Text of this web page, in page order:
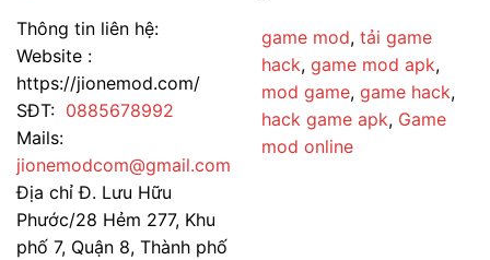
Thông tin liên hệ:
Website :
https://jionemod.com/
SĐT: 0885678992
Mails:
jionemodcom@gmail.com
Địa chỉ Đ. Lưu Hữu
Phước/28 Hẻm 277, Khu
phố 7, Quận 8, Thành phố
game mod, tải game
hack, game mod apk,
mod game, game hack,
hack game apk, Game
mod online